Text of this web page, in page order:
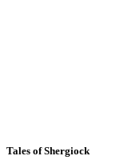
Tales of Shergiock